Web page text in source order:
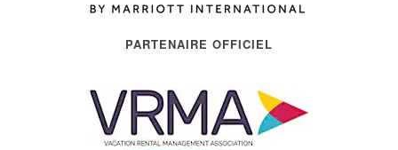
PARTENAIRE OFFICIEL